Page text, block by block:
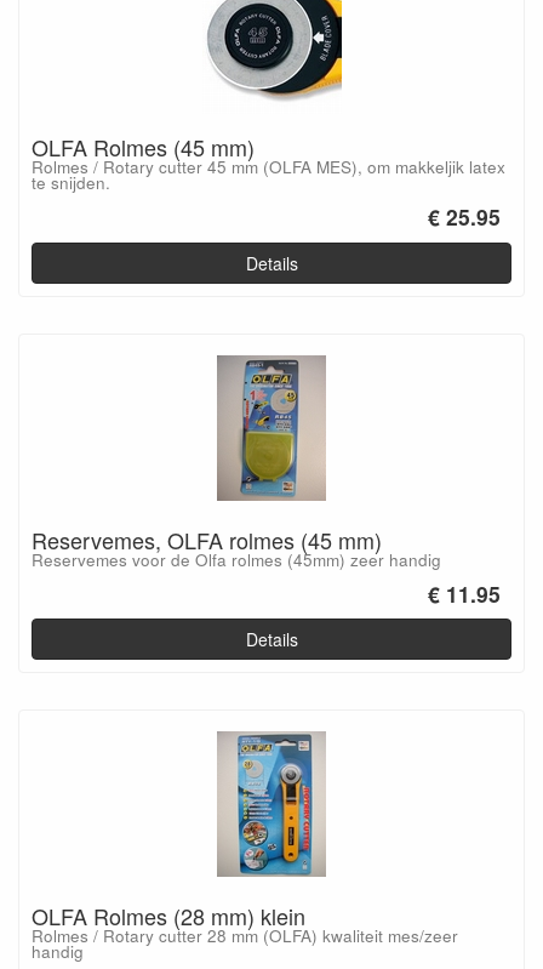
OLFA Rolmes (45 mm)
Rolmes / Rotary cutter 45 mm (OLFA MES), om makkeljik latex
te snijden.
€ 25.95
Details
Reservemes, OLFA rolmes (45 mm)
Reservemes voor de Olfa rolmes (45mm) zeer handig
€ 11.95
Details
OLFA Rolmes (28 mm) klein
Rolmes / Rotary cutter 28 mm (OLFA) kwaliteit mes/zeer
handig